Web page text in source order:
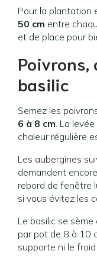
Pour la plantation
50 cm entre
et de place pour
Poivrons,
basilic
Semez les
6 à 8 cm. La
chaleur régulière
Les aubergines
demandent
rebord de fenêtre
si vous évitez les
Le basilic se
par pot de 8 à 10
supporte ni le